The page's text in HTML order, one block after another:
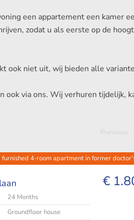
een appartement een kamer
zodat u als eerste op de
ook niet uit, wij bieden alle
via ons. Wij verhuren tijdelijk,
furnished 4-room apartment in former
€
24 Months
Groundfloor house